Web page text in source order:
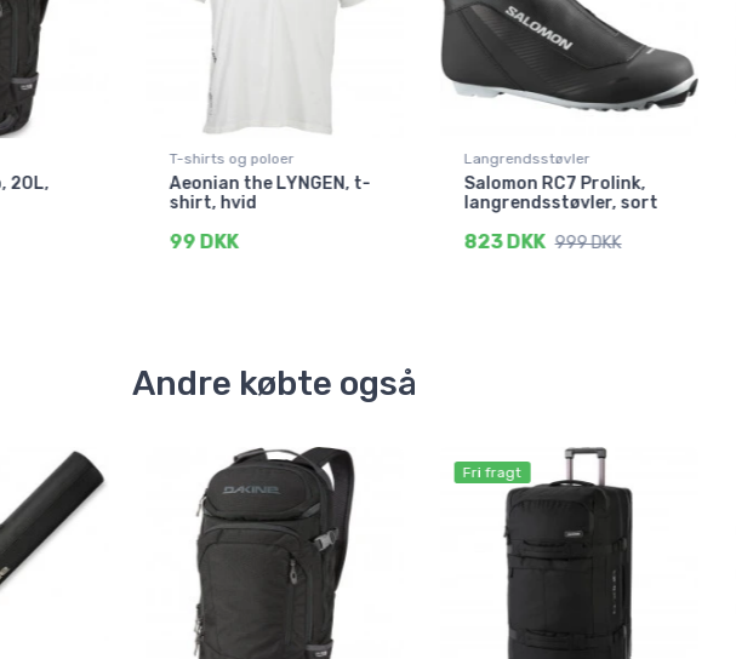
20L,
T-shirts og poloer
Aeonian the LYNGEN, t-
shirt, hvid
99 DKK
Langrendsstøvler
Salomon RC7 Prolink,
langrendsstøvler, sort
823 DKK 999 DKK
Andre købte også
Fri fragt